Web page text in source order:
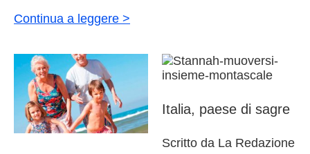
Continua a leggere >
Italia, paese di sagre
Scritto da La Redazione